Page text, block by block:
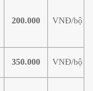
200.000 VNĐ/bộ
350.000 VNĐ/bộ